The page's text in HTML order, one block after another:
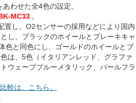
わせた全4色の設定。
MC33 。
置し、O2センサーの採用などにより国内
し、ブラックのホイールとブレーキキャ
色と同色にし、ゴールドのホイールとブ
は、5色（イタリアンレッド、グラファ
ウェーブブルーメタリック、パールフラ
較は、こちら。